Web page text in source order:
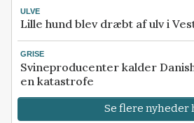
ULVE
Lille hund blev dræbt af ulv i
GRISE
Svineproducenter kalder
en katastrofe
Se flere nyheder